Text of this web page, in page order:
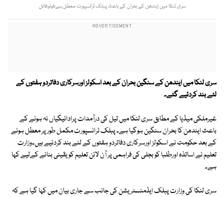
سری لنکا میں ایندھن کے بحران کے باعث پبلک ٹرانسپورٹ معطل ہے:فوٹو:فائل
سری لنکا میں ایندھن کے سنگین بحران کے بعد اسکولز اورسرکاری دفاتردو ہفتوں کے
لئے بند کردئیے گئے۔
غیرملکی میڈیا کے مطابق سری لنکا میں تیل کی درآمدات پرادائیگیاں نہ ہونے کے
باعث ایندھن کا بحران سنگین ہوگیا ہے۔ پبلک ٹرانسپورٹ مکمل طورپر معطل ہونے
کے بعد حکومت نے اسکولز اورسرکاری دفاتردو ہفتوں کے لئے بند کردئیے ہیں۔وزارت
تعلیم نے اساتذہ اورطلبا کو بجلی کی فراہمی پر آن لائن تعلیم کو یقینی بنانے کےلیے کہا
ہے۔
سری لنکا کی وزارت پبلک ایڈمنسٹریشن کی جانب سے جاری بیان میں کہا گیا ہے کہ